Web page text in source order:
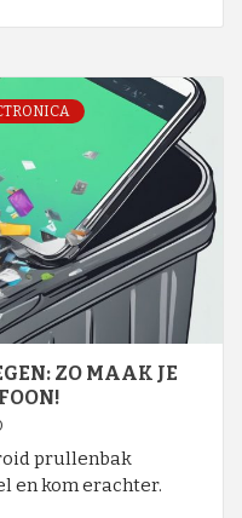
ZO MAAK JE
prullenbak
en kom erachter.